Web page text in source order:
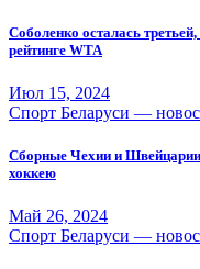
Соболенко осталась
рейтинге WTA
Июл 15, 2024
Спорт Беларуси —
Сборные Чехии и
хоккею
Май 26, 2024
Спорт Беларуси —